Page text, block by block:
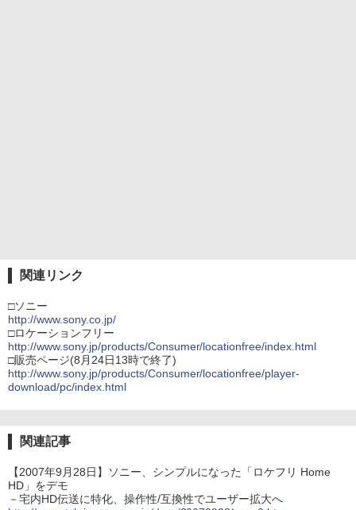
関連リンク
□ソニー
http://www.sony.co.jp/
□ロケーションフリー
http://www.sony.jp/products/Consumer/locationfree/index.html
□販売ページ(8月24日13時で終了)
http://www.sony.jp/products/Consumer/locationfree/player-
download/pc/index.html
関連記事
【2007年9月28日】ソニー、シンプルになった「ロケフリ Home
HD」をデモ
－宅内HD伝送に特化、操作性/互換性でユーザー拡大へ